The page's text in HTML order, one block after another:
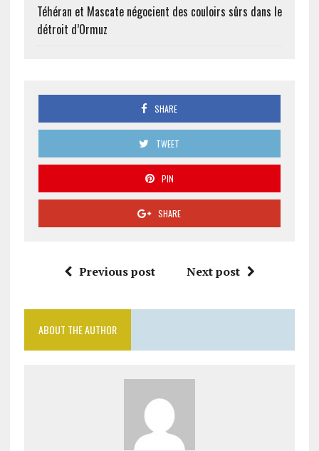
Téhéran et Mascate négocient des couloirs sûrs dans le
détroit d’Ormuz
SHARE
TWEET
PIN
SHARE
Previous post Next post
ABOUT THE AUTHOR